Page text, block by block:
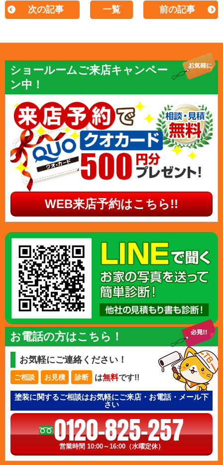
次の記事 一覧 前の記事
ショールームご来店キャンペー
ン中！
WEB来店予約はこちら!!
お電話の方はこちら！
お気軽にご連絡ください！
ご相談 お見積 診断 は無料です!!
塗装に関するご相談はお気軽にご来店・お電話・メール下
さい
0120-825-257
営業時間 10:00～16:00（水曜定休）